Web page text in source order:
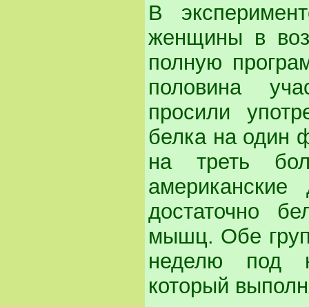
В
женщины в
полную
половина
просили
белка на один
на треть
достаточно
мышц. Обе
неделю под
который